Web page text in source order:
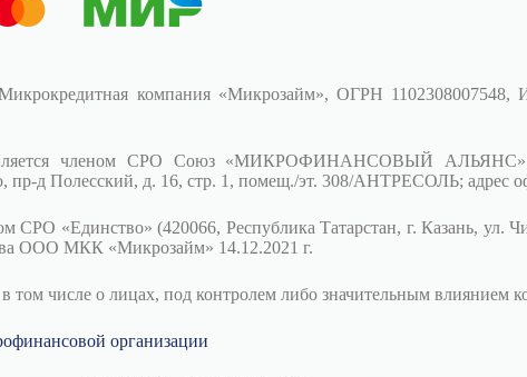
Микрокредитная компания «Микрозайм», ОГРН
членом СРО Союз «МИКРОФИНАНСОВЫЙ АЛЬЯНС»;
д Полесский, д. 16, стр. 1, помещ./эт. 308/АНТРЕСОЛЬ; адрес
«Единство» (420066, Республика Татарстан, г. Казань, ул.
ООО МКК «Микрозайм» 14.12.2021 г.
в том числе о лицах, под контролем либо значительным влиянием
организации